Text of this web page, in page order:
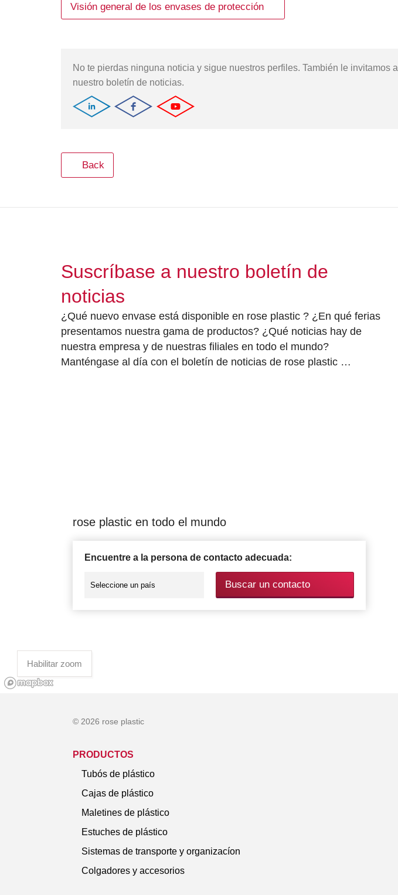
Visión general de los envases de protección
No te pierdas ninguna noticia y sigue nuestros perfiles. También le invitamos a
nuestro boletín de noticias.
Back
Suscríbase a nuestro boletín de
noticias
¿Qué nuevo envase está disponible en rose plastic ? ¿En qué ferias
presentamos nuestra gama de productos? ¿Qué noticias hay de
nuestra empresa y de nuestras filiales en todo el mundo?
Manténgase al día con el boletín de noticias de rose plastic …
rose plastic en todo el mundo
Encuentre a la persona de contacto adecuada:
Buscar un contacto
Habilitar zoom
© 2026 rose plastic
PRODUCTOS
Tubós de plástico
Cajas de plástico
Maletines de plástico
Estuches de plástico
Sistemas de transporte y organizacíon
Colgadores y accesorios